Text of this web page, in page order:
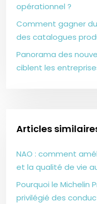
opérationnel ?
Comment gagner
des catalogues
Panorama des
ciblent les
Articles
NAO : comment
et la qualité de vie
Pourquoi le Michelin
privilégié des